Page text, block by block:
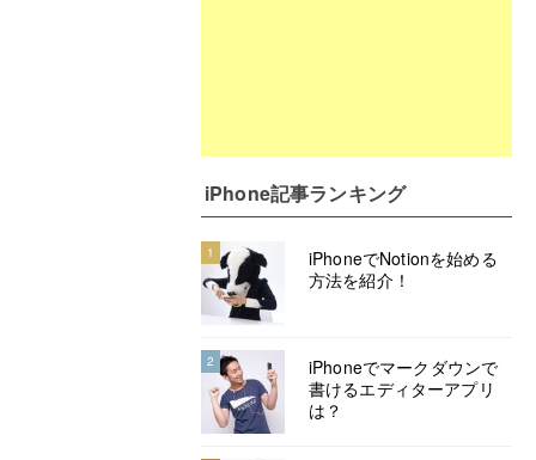
iPhone記事ランキング
1
iPhoneでNotionを始める
方法を紹介！
2
iPhoneでマークダウンで
書けるエディターアプリ
は？